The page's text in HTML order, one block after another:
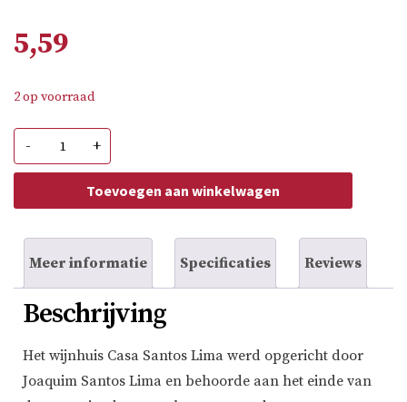
5,59
2 op voorraad
-
Perdido
Tinto
Regional
Lisboa
+
Toevoegen aan winkelwagen
Meer informatie Specificaties Reviews
Beschrijving
Het wijnhuis Casa Santos Lima werd opgericht door
Joaquim Santos Lima en behoorde aan het einde van